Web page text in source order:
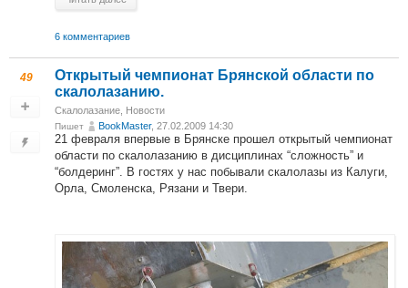
6 комментариев
49
Открытый чемпионат Брянской области по
скалолазанию.
Скалолазание Новости
Пишет BookMaster, 27.02.2009 14:30
21 февраля впервые в Брянске прошел открытый чемпионат
области по скалолазанию в дисциплинах “сложность” и
“болдеринг”. В гостях у нас побывали скалолазы из Калуги,
Орла, Смоленска, Рязани и Твери.